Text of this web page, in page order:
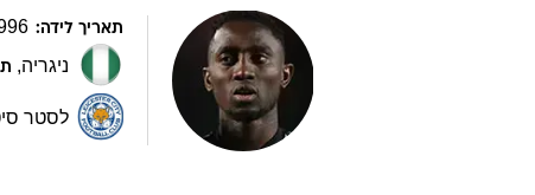
תאריך לידה:
ניגריה,
לסטר